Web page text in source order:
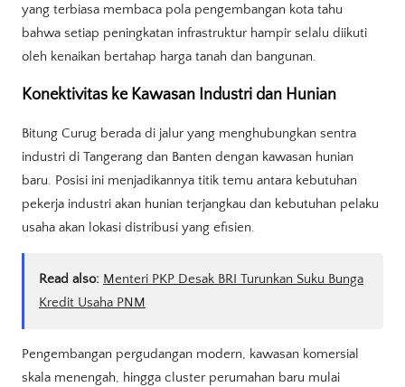
yang terbiasa membaca pola pengembangan kota tahu
bahwa setiap peningkatan infrastruktur hampir selalu diikuti
oleh kenaikan bertahap harga tanah dan bangunan.
Konektivitas ke Kawasan Industri dan Hunian
Bitung Curug berada di jalur yang menghubungkan sentra
industri di Tangerang dan Banten dengan kawasan hunian
baru. Posisi ini menjadikannya titik temu antara kebutuhan
pekerja industri akan hunian terjangkau dan kebutuhan pelaku
usaha akan lokasi distribusi yang efisien.
Read also: Menteri PKP Desak BRI Turunkan Suku Bunga
Kredit Usaha PNM
Pengembangan pergudangan modern, kawasan komersial
skala menengah, hingga cluster perumahan baru mulai